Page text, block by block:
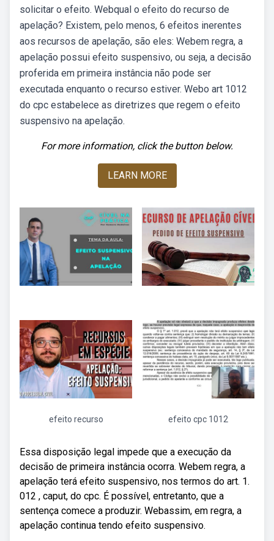
solicitar o efeito. Webqual o efeito do recurso de
apelação? Existem, pelo menos, 6 efeitos inerentes
aos recursos de apelação, são eles: Webem regra, a
apelação possui efeito suspensivo, ou seja, a decisão
proferida em primeira instância não pode ser
executada enquanto o recurso estiver. Webo art 1012
do cpc estabelece as diretrizes que regem o efeito
suspensivo na apelação.
For more information, click the button below.
LEARN MORE
efeito recurso efeito cpc 1012
Essa disposição legal impede que a execução da
decisão de primeira instância ocorra. Webem regra, a
apelação terá efeito suspensivo, nos termos do art. 1.
012 , caput, do cpc. É possível, entretanto, que a
sentença comece a produzir. Webassim, em regra, a
apelação continua tendo efeito suspensivo.